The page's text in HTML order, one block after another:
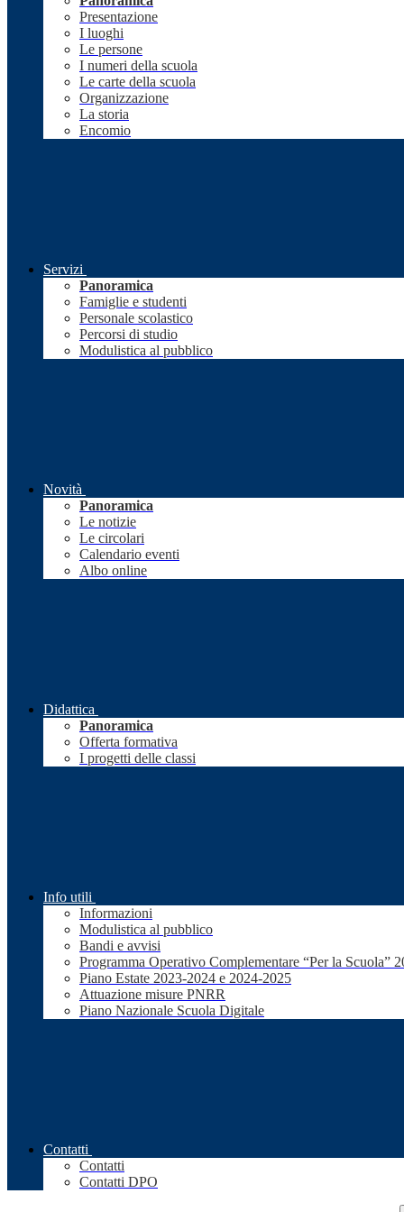
Presentazione
I luoghi
Le persone
I numeri della scuola
Le carte della scuola
Organizzazione
La storia
Encomio
Servizi
Panoramica
Famiglie e studenti
Personale scolastico
Percorsi di studio
Modulistica al pubblico
Novità
Panoramica
Le notizie
Le circolari
Calendario eventi
Albo online
Didattica
Panoramica
Offerta formativa
I progetti delle classi
Info utili
Informazioni
Modulistica al pubblico
Bandi e avvisi
Programma Operativo Complementare “Per la Scuola”
Piano Estate 2023-2024 e 2024-2025
Attuazione misure PNRR
Piano Nazionale Scuola Digitale
Contatti
Contatti
Contatti DPO